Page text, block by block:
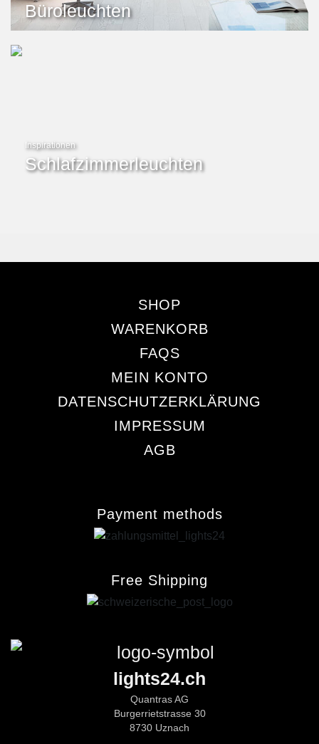
Büroleuchten
Inspirationen
Schlafzimmerleuchten
SHOP
WARENKORB
FAQS
MEIN KONTO
DATENSCHUTZERKLÄRUNG
IMPRESSUM
AGB
Payment methods
Free Shipping
lights24.ch
Quantras AG
Burgerrietstrasse 30
8730 Uznach